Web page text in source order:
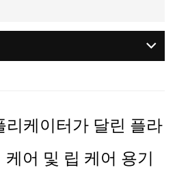
케이터가 달린 플라
어 및 립 케어 용기